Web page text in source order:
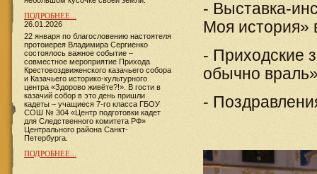
- Выставка-
Моя история»
- Приходские
обычно
-
ПОДРОБНЕЕ...
26.01.2026
22 января по благословению настоятеля
протоиерея Владимира Сергиенко
состоялось важное событие –
совместное мероприятие Прихода
Крестовоздвиженского казачьего собора
и Казачьего историко-культурного
центра «Здорово живёте?!». В гости в
казачий собор в это день пришли
кадеты – учащиеся 7-го класса ГБОУ
СОШ № 304 «Центр подготовки кадет
для Следственного комитета РФ»
Центрального района Санкт-
Петербурга.
ПОДРОБНЕЕ...